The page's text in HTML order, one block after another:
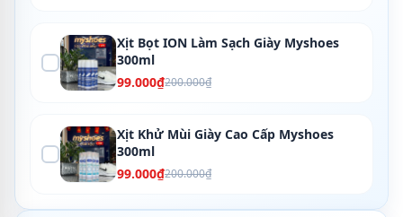
Xịt Bọt ION Làm Sạch Giày Myshoes
300ml
99.000₫200.000₫
Xịt Khử Mùi Giày Cao Cấp Myshoes
300ml
99.000₫200.000₫